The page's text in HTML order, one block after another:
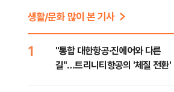
생활/문화 많이 본 기사
1
"통합 대한항공·진에어와 다른
길"…트리니티항공의 '체질 전환'